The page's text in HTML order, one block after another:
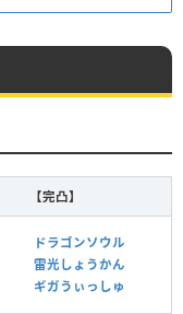
【完凸】
ドラゴンソウル
雷光しょうかん
ギガうぃっしゅ